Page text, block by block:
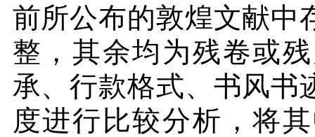
前所公布的敦煌文献中
整，其余均为残卷或
承、行款格式、书风书
度进行比较分析，将